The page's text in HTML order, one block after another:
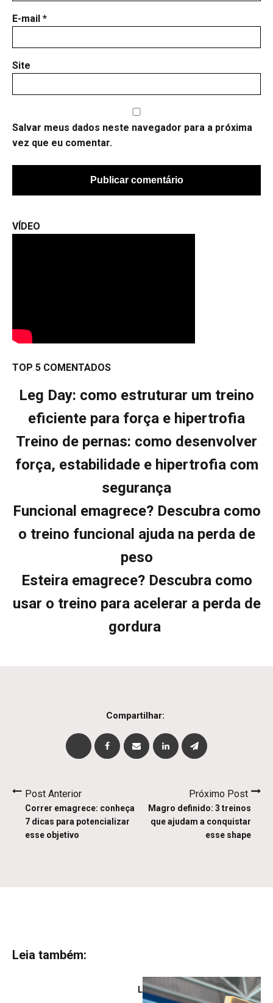
E-mail *
Site
Salvar meus dados neste navegador para a próxima
vez que eu comentar.
VÍDEO
TOP 5 COMENTADOS
Leg Day: como estruturar um treino
eficiente para força e hipertrofia
Treino de pernas: como desenvolver
força, estabilidade e hipertrofia com
segurança
Funcional emagrece? Descubra como
o treino funcional ajuda na perda de
peso
Esteira emagrece? Descubra como
usar o treino para acelerar a perda de
gordura
Compartilhar:
Post Anterior
Correr emagrece: conheça
7 dicas para potencializar
esse objetivo
Próximo Post
Magro definido: 3 treinos
que ajudam a conquistar
esse shape
Leia também:
Leg Day: como estruturar